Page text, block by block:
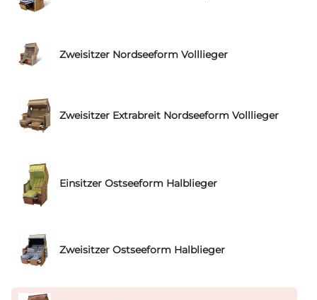
Zweisitzer Nordseeform Volllieger
Zweisitzer Extrabreit Nordseeform Volllieger
Einsitzer Ostseeform Halblieger
Zweisitzer Ostseeform Halblieger